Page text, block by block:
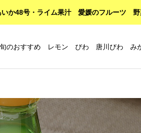
いか48号・ライム果汁 愛媛のフルーツ
旬のおすすめ レモン びわ 唐川びわ